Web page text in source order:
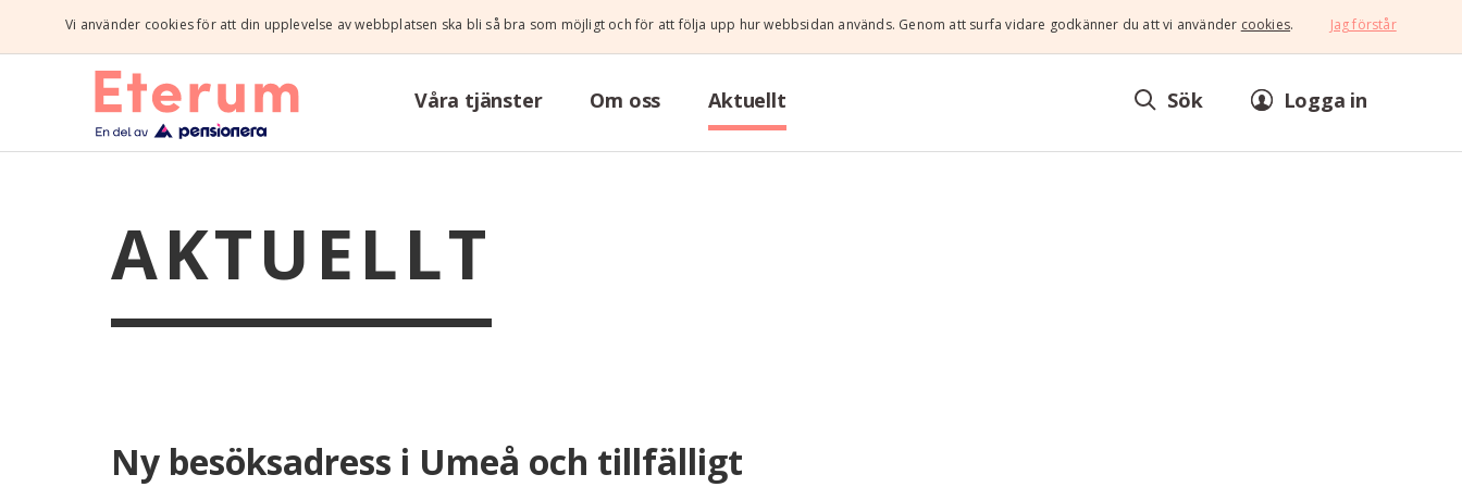
Vi använder cookies för att din upplevelse av webbplatsen ska bli så bra som möjligt och för att följa upp hur webbsidan används. Genom att surfa vidare godkänner du att vi använder cookies. Jag förstår
Våra tjänster Om oss Aktuellt Logga in
Sök
AKTUELLT
Ny besöksadress i Umeå och tillfälligt